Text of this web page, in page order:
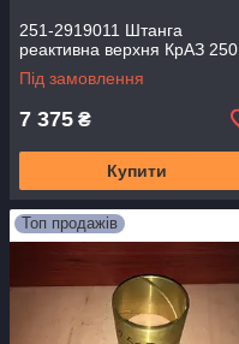
251-2919011 Штанга
реактивна верхня КрАЗ 250
Під замовлення
7 375 ₴
Купити
Топ продажів